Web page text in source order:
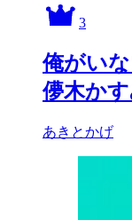
3
俺がい
儚木か
あきとかげ